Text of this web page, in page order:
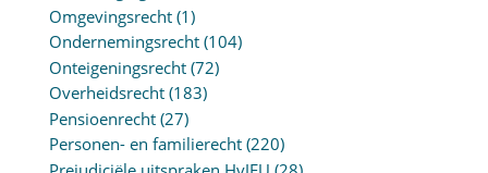
Omgevingsrecht(1)
Ondernemingsrecht(104)
Onteigeningsrecht(72)
Overheidsrecht(183)
Pensioenrecht(27)
Personen- en familierecht(220)